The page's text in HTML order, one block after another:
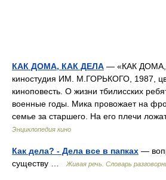
КАК ДОМА, КАК ДЕЛА — «КАК ДОМА,
киностудия ИМ. М.ГОРЬКОГО, 1987,
киноповесть. О жизни тбилисских
военные годы. Мика провожает на
семье за старшего. На его плечи
Энциклопедия кино
Как дела? - Дела все в папках —
существу …
Живая речь. Словарь